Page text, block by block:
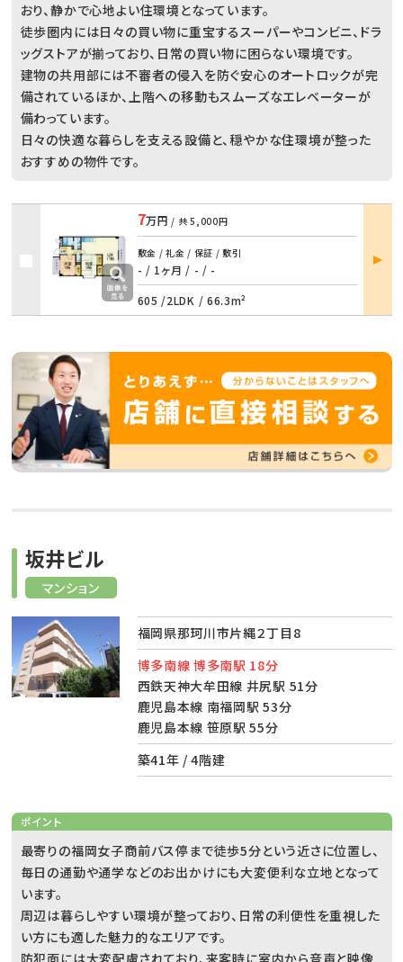
おり、静かで心地よい住環境となっています。
徒歩圏内には日々の買い物に重宝するスーパーやコンビニ、ドラ
ッグストアが揃っており、日常の買い物に困らない環境です。
建物の共用部には不審者の侵入を防ぐ安心のオートロックが完
備されているほか、上階への移動もスムーズなエレベーターが
備わっています。
日々の快適な暮らしを支える設備と、穏やかな住環境が整った
おすすめの物件です。
7万円 / 共5,000円
敷金 / 礼金 / 保証 / 敷引
- / 1ヶ月 / - / -
605 /2LDK / 66.3m²
部屋
詳細
マンション
坂井ビル
福岡県那珂川市片縄２丁目8
博多南線 博多南駅 18分
西鉄天神大牟田線 井尻駅 51分
鹿児島本線 南福岡駅 53分
鹿児島本線 笹原駅 55分
築41年 / 4階建
ポイント
最寄りの福岡女子商前バス停まで徒歩5分という近さに位置し、
毎日の通勤や通学などのお出かけにも大変便利な立地となって
います。
周辺は暮らしやすい環境が整っており、日常の利便性を重視した
い方にも適した魅力的なエリアです。